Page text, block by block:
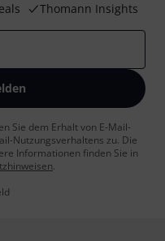
Thomann Insights
Sie dem Erhalt von E-Mail-
Nutzungsverhaltens zu. Die
Informationen finden Sie in
.